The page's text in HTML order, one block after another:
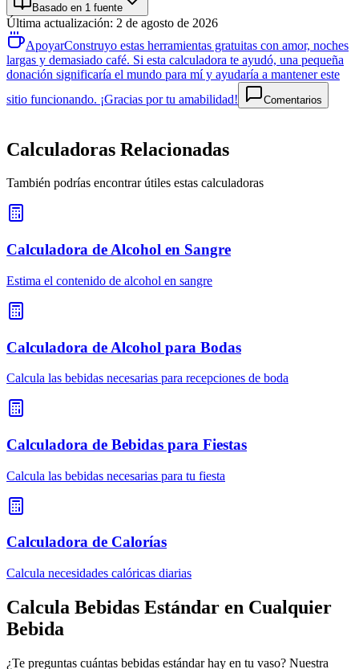
Basado en 1 fuente
Última actualización: 2 de agosto de 2026
ApoyarConstruyo estas herramientas gratuitas con amor, noches
largas y demasiado café. Si esta calculadora te ayudó, una pequeña
donación significaría el mundo para mí y ayudaría a mantener este
sitio funcionando. ¡Gracias por tu amabilidad!
Comentarios
Calculadoras Relacionadas
También podrías encontrar útiles estas calculadoras
Calculadora de Alcohol en Sangre
Estima el contenido de alcohol en sangre
Calculadora de Alcohol para Bodas
Calcula las bebidas necesarias para recepciones de boda
Calculadora de Bebidas para Fiestas
Calcula las bebidas necesarias para tu fiesta
Calculadora de Calorías
Calcula necesidades calóricas diarias
Calcula Bebidas Estándar en Cualquier
Bebida
¿Te preguntas cuántas bebidas estándar hay en tu vaso? Nuestra